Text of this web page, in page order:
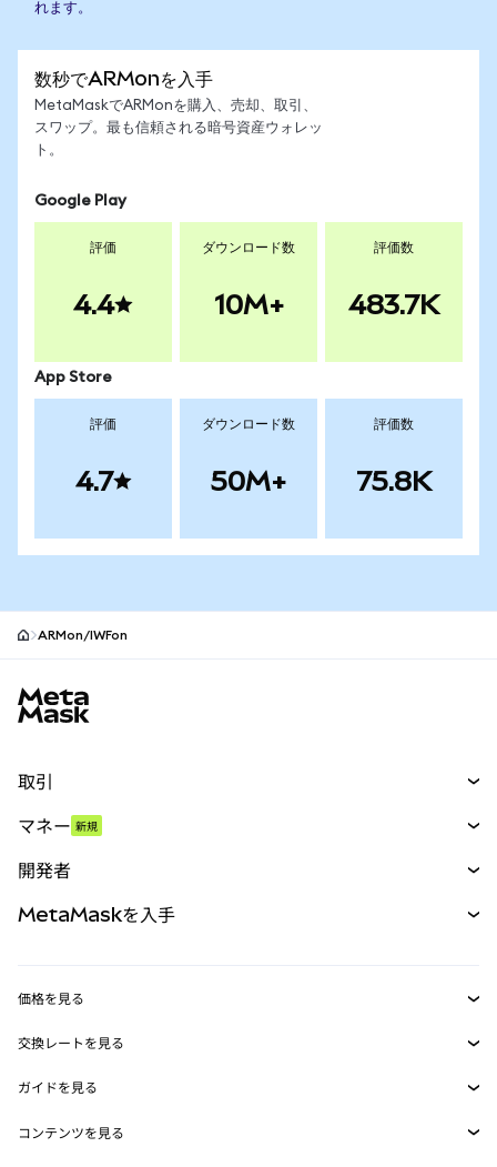
れます。
数秒でARMonを入手
MetaMaskでARMonを購入、売却、取引、
スワップ。最も信頼される暗号資産ウォレッ
ト。
Google Play
評価
4.4
ダウンロード数
10M+
評価数
483.7K
App Store
評価
4.7
ダウンロード数
50M+
評価数
75.8K
ARMon/IWFon
取引
パーペチュアル
RWA
マネー 新規
開発者
MetaMask Connect
Snaps
Web3サービス
MetaMaskを入手
セキュリティ
サポート
価格を見る
イーサリアムの価格
Solanaの価格
交換レートを見る
ETH→USD
USDT→INR
ガイドを見る
ETHの購入
コンテンツを見る